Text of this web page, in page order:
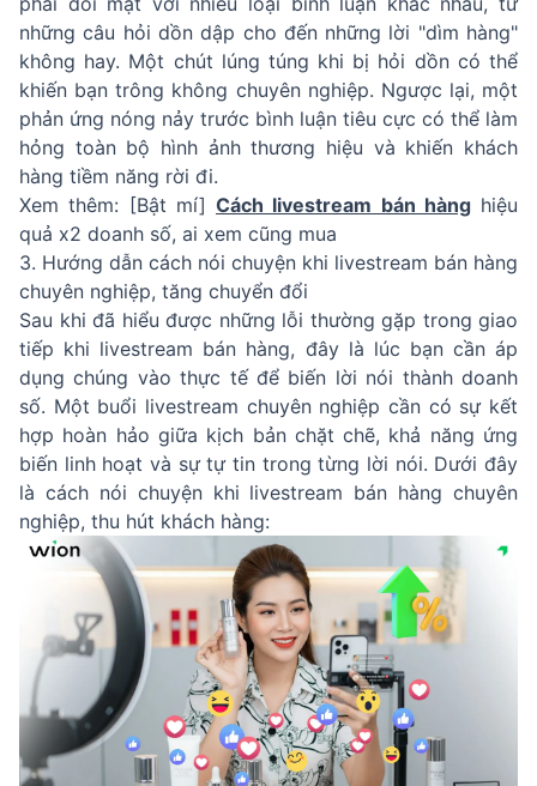
những câu hỏi dồn dập cho đến những lời "dìm hàng"
không hay. Một chút lúng túng khi bị hỏi dồn có thể
khiến bạn trông không chuyên nghiệp. Ngược lại, một
phản ứng nóng nảy trước bình luận tiêu cực có thể làm
hỏng toàn bộ hình ảnh thương hiệu và khiến khách
hàng tiềm năng rời đi.
Xem thêm: [Bật mí] Cách livestream bán hànghiệu
quả x2 doanh số, ai xem cũng mua
3. Hướng dẫn cách nói chuyện khi livestream bán hàng
chuyên nghiệp, tăng chuyển đổi
Sau khi đã hiểu được những lỗi thường gặp trong giao
tiếp khi livestream bán hàng, đây là lúc bạn cần áp
dụng chúng vào thực tế để biến lời nói thành doanh
số. Một buổi livestream chuyên nghiệp cần có sự kết
hợp hoàn hảo giữa kịch bản chặt chẽ, khả năng ứng
biến linh hoạt và sự tự tin trong từng lời nói. Dưới đây
là cách nói chuyện khi livestream bán hàng chuyên
nghiệp, thu hút khách hàng: